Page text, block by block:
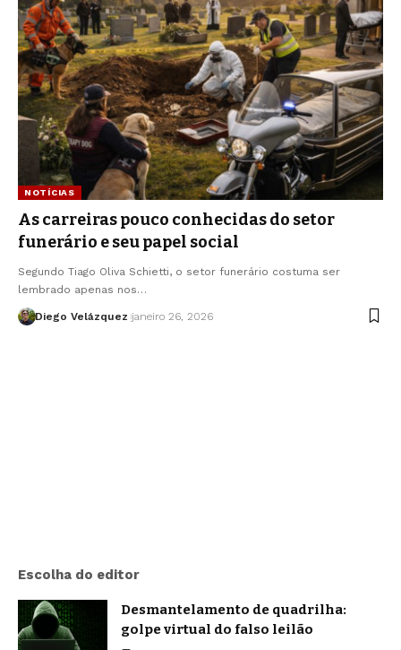
NOTÍCIAS
As carreiras pouco conhecidas do setor
funerário e seu papel social
Segundo Tiago Oliva Schietti, o setor funerário costuma ser
lembrado apenas nos…
Diego Velázquez janeiro 26, 2026
Escolha do editor
Desmantelamento de quadrilha:
golpe virtual do falso leilão